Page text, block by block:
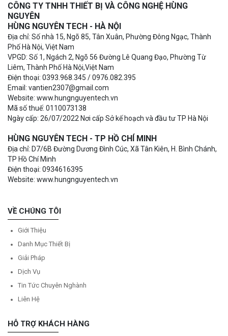
CÔNG TY TNHH THIẾT BỊ VÀ CÔNG NGHỆ HÙNG
NGUYÊN
HÙNG NGUYÊN TECH - HÀ NỘI
Địa chỉ: Số nhà 15, Ngõ 85, Tân Xuân, Phường Đông Ngạc, Thành
Phố Hà Nội, Việt Nam
VPGD: Số 1, Ngách 2, Ngõ 56 Đường Lê Quang Đạo, Phường Từ
Liêm, Thành Phố Hà Nội,Việt Nam
Điện thoại: 0393.968.345 / 0976.082.395
Email: vantien2307@gmail.com
Website: www.hungnguyentech.vn
Mã số thuế: 0110073138
Ngày cấp: 26/07/2022 Nơi cấp Sở kế hoạch và đầu tư TP Hà Nội
HÙNG NGUYÊN TECH - TP HỒ CHÍ MINH
Địa chỉ: D7/6B Đường Dương Đình Cúc, Xã Tân Kiên, H. Bình Chánh,
TP Hồ Chí Minh
Điện thoại: 0934616395
Website: www.hungnguyentech.vn
VỀ CHÚNG TÔI
Giới Thiệu
Danh Mục Thiết Bị
Giải Pháp
Dịch Vụ
Tin Tức Chuyên Nghành
Liên Hệ
HỖ TRỢ KHÁCH HÀNG